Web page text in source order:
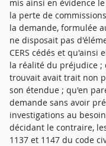
mis ainsi en évidence
la perte de
la demande, formulée
ne disposait pas
CERS cédés et qu'ainsi
la réalité du préjudice
trouvait avait trait non
son étendue ; qu'en
demande sans avoir
investigations au
décidant le contraire,
1137 et 1147 du code